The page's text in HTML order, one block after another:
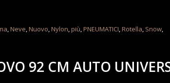
,Neve,Nuovo,Nylon,più,PNEUMATICI,Rotella, Snow,
92 CM AUTO